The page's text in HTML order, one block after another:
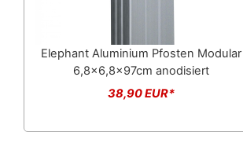
Elephant Aluminium Pfosten Modular
6,8x6,8x97cm anodisiert
38,90 EUR*